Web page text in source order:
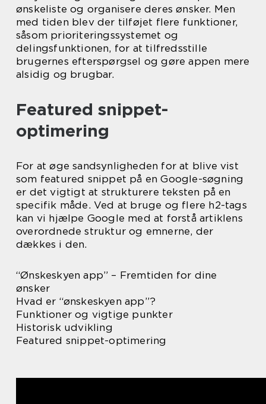
ønskeliste og organisere deres ønsker. Men
med tiden blev der tilføjet flere funktioner,
såsom prioriteringssystemet og
delingsfunktionen, for at tilfredsstille
brugernes efterspørgsel og gøre appen mere
alsidig og brugbar.
Featured snippet-
optimering
For at øge sandsynligheden for at blive vist
som featured snippet på en Google-søgning
er det vigtigt at strukturere teksten på en
specifik måde. Ved at bruge og flere h2-tags
kan vi hjælpe Google med at forstå artiklens
overordnede struktur og emnerne, der
dækkes i den.
“Ønskeskyen app” – Fremtiden for dine
ønsker
Hvad er “ønskeskyen app”?
Funktioner og vigtige punkter
Historisk udvikling
Featured snippet-optimering